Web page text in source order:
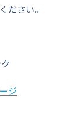
ださい。
ジ